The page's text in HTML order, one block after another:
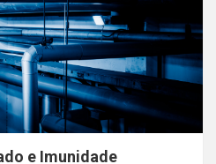
e Imunidade